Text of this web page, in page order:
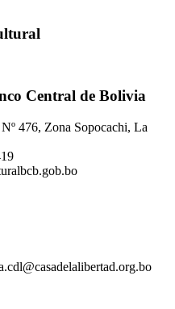
Central de Bolivia
476, Zona Sopocachi, La